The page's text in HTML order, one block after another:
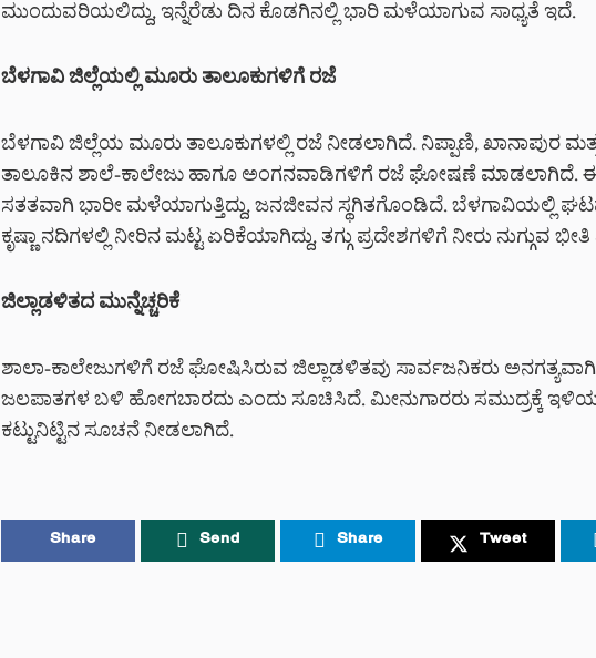
ಮುಂದುವರಿಯಲಿದ್ದು, ಇನ್ನೆರೆಡು ದಿನ ಕೊಡಗಿನಲ್ಲಿ ಭಾರಿ ಮಳೆಯಾಗುವ ಸಾಧ್ಯತೆ ಇದೆ.
ಬೆಳಗಾವಿ ಜಿಲ್ಲೆಯಲ್ಲಿ ಮೂರು ತಾಲೂಕುಗಳಿಗೆ ರಜೆ
ಬೆಳಗಾವಿ ಜಿಲ್ಲೆಯ ಮೂರು ತಾಲೂಕುಗಳಲ್ಲಿ ರಜೆ ನೀಡಲಾಗಿದೆ. ನಿಪ್ಪಾಣಿ, ಖಾನಾಪುರ
ತಾಲೂಕಿನ ಶಾಲೆ-ಕಾಲೇಜು ಹಾಗೂ ಅಂಗನವಾಡಿಗಳಿಗೆ ರಜೆ ಘೋಷಣೆ ಮಾಡಲಾಗಿದೆ. ಈ
ಸತತವಾಗಿ ಭಾರೀ ಮಳೆಯಾಗುತ್ತಿದ್ದು, ಜನಜೀವನ ಸ್ಥಗಿತಗೊಂಡಿದೆ. ಬೆಳಗಾವಿಯಲ್ಲಿ
ಕೃಷ್ಣಾ ನದಿಗಳಲ್ಲಿ ನೀರಿನ ಮಟ್ಟ ಏರಿಕೆಯಾಗಿದ್ದು, ತಗ್ಗು ಪ್ರದೇಶಗಳಿಗೆ ನೀರು ನುಗ್ಗುವ
ಜಿಲ್ಲಾಡಳಿತದ ಮುನ್ನೆಚ್ಚರಿಕೆ
ಶಾಲಾ-ಕಾಲೇಜುಗಳಿಗೆ ರಜೆ ಘೋಷಿಸಿರುವ ಜಿಲ್ಲಾಡಳಿತವು ಸಾರ್ವಜನಿಕರು ಅನಗತ್ಯವಾಗಿ
ಜಲಪಾತಗಳ ಬಳಿ ಹೋಗಬಾರದು ಎಂದು ಸೂಚಿಸಿದೆ. ಮೀನುಗಾರರು ಸಮುದ್ರಕ್ಕೆ
ಕಟ್ಟುನಿಟ್ಟಿನ ಸೂಚನೆ ನೀಡಲಾಗಿದೆ.
Share Send Share Tweet